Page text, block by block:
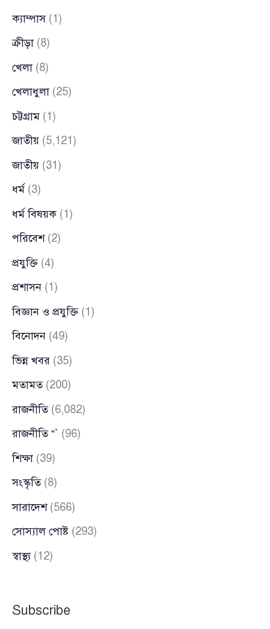
ক্যাম্পাস(1)
ক্রীড়া (8)
খেলা (8)
খেলাধুলা (25)
চট্টগ্রাম (1)
জাতীয় (5,121)
জাতীয় (31)
ধর্ম (3)
ধর্ম বিষয়ক (1)
পরিবেশ(2)
প্রযুক্তি (4)
প্রশাসন (1)
বিজ্ঞান ও প্রযুক্তি (1)
বিনোদন (49)
ভিন্ন খবর (35)
মতামত(200)
রাজনীতি(6,082)
রাজনীতি “` (96)
শিক্ষা (39)
সংস্কৃতি(8)
সারাদেশ(566)
সোস্যাল পোষ্ট (293)
স্বাস্থ্য(12)
Subscribe